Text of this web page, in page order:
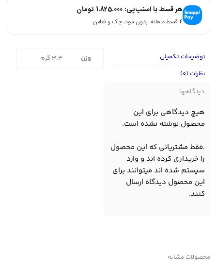
هر قسط با اسنپ‌پی: 1.825.000 تومان
۴ قسط ماهانه. بدون سود، چک و ضامن.
توضیحات تکمیلی
نظرات (0)
وزن 3,3 گرم
دیدگاهها
هیچ دیدگاهی برای این
محصول نوشته نشده است.
.فقط مشتریانی که این محصول
را خریداری کرده اند و وارد
سیستم شده اند میتوانند برای
این محصول دیدگاه ارسال
کنند.
محصولات مشابه